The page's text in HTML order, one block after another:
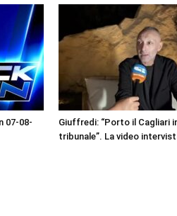
07-08-
Giuffredi: “Porto il Cagliari
tribunale”. La video